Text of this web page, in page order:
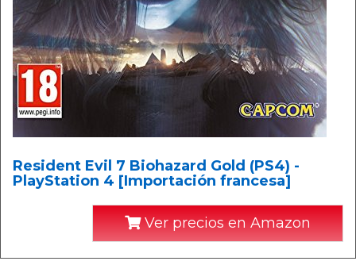
Resident Evil 7 Biohazard Gold (PS4) -
PlayStation 4 [Importación francesa]
Ver precios en Amazon